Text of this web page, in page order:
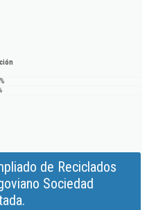
de Reciclados
Sociedad